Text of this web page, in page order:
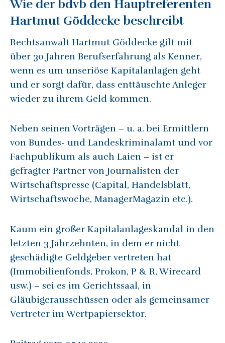
Wie der bdvb den Hauptreferenten
Hartmut Göddecke beschreibt
Rechtsanwalt Hartmut Göddecke gilt mit
über 30 Jahren Berufserfahrung als Kenner,
wenn es um unseriöse Kapitalanlagen geht
und er sorgt dafür, dass enttäuschte Anleger
wieder zu ihrem Geld kommen.
Neben seinen Vorträgen – u. a. bei Ermittlern
von Bundes- und Landeskriminalamt und vor
Fachpublikum als auch Laien – ist er
gefragter Partner von Journalisten der
Wirtschaftspresse (Capital, Handelsblatt,
Wirtschaftswoche, ManagerMagazin etc.).
Kaum ein großer Kapitalanlageskandal in den
letzten 3 Jahrzehnten, in dem er nicht
geschädigte Geldgeber vertreten hat
(Immobilienfonds, Prokon, P & R, Wirecard
usw.) – sei es im Gerichtssaal, in
Gläubigerausschüssen oder als gemeinsamer
Vertreter im Wertpapiersektor.